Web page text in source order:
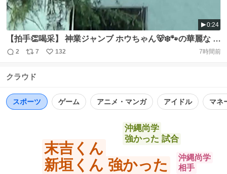
0:24
【拍手👏喝采】 神業ジャンブ ホウちゃん🐻‍❄️🐾の華麗な オ
ヤツキャッチに みんなで大喝采！ #ホウちゃん #ホッキョ
https://t.co/aYHAhKlwge
返
数
2
リ
ス
数
7
い
132 7時間前
クラウド
スポーツ ゲーム アニメ・マンガ アイドル マネ
末吉くん
新垣くん 強かった
沖縄尚学
強かった 試合
沖縄尚学
相手